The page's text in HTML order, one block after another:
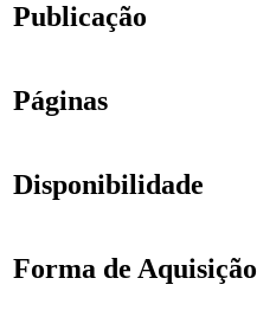
Publicação
Páginas
Disponibilidade
Forma de Aquisição